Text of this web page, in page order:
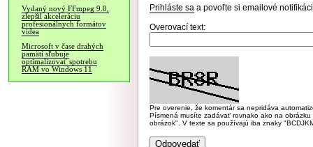
Vydaný nový FFmpeg 9.0,
zlepšil akceleráciu
profesionálnych formátov
videa
Microsoft v čase drahých
pamätí sľubuje
optimalizovať spotrebu
RAM vo Windows 11
Prihláste sa a povoľte si emailové
Overovací text:
Pre overenie, že komentár sa nepridáva
Písmená musíte zadávať rovnako ako na
obrázok". V texte sa používajú iba znaky